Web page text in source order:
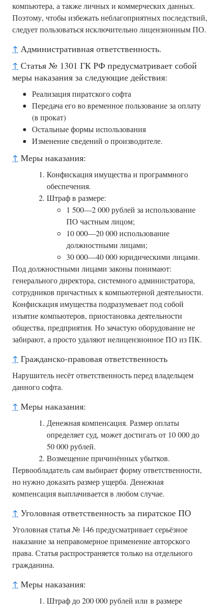
компьютера, а также личных и коммерческих данных.
Поэтому, чтобы избежать неблагоприятных последствий,
следует пользоваться исключительно лицензионным ПО.
↑ Административная ответственность.
↑ Статья № 1301 ГК РФ предусматривает собой
меры наказания за следующие действия:
Реализация пиратского софта
Передача его во временное пользование за оплату
(в прокат)
Остальные формы использования
Изменение сведений о производителе.
↑ Меры наказания:
Конфискация имущества и программного
обеспечения.
Штраф в размере:
1 500—2 000 рублей за использование
ПО частным лицом;
10 000—20 000 использование
должностными лицами;
30 000—40 000 юридическими лицами.
Под должностными лицами законы понимают:
генерального директора, системного администратора,
сотрудников причастных к компьютерной деятельности.
Конфискация имущества подразумевает под собой
изъятие компьютеров, приостановка деятельности
общества, предприятия. Но зачастую оборудование не
забирают, а просто удаляют нелицензионное ПО из ПК.
↑ Гражданско-правовая ответственность
Нарушитель несёт ответственность перед владельцем
данного софта.
↑ Меры наказания:
Денежная компенсация. Размер оплаты
определяет суд, может достигать от 10 000 до
50 000 рублей.
Возмещение причинённых убытков.
Первообладатель сам выбирает форму ответственности,
но нужно доказать размер ущерба. Денежная
компенсация выплачивается в любом случае.
↑ Уголовная ответственность за пиратское ПО
Уголовная статья № 146 предусматривает серьёзное
наказание за неправомерное применение авторского
права. Статья распространяется только на отдельного
гражданина.
↑ Меры наказания:
Штраф до 200 000 рублей или в размере